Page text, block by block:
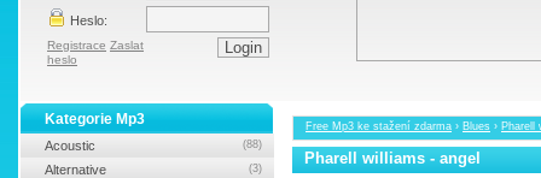
Heslo:
Registrace Zaslat
heslo
Free Mp3 ke stažení zdarma › Blues › Pharell
Pharell williams - angel
Kategorie Mp3
Acoustic (88)
Alternative (3)